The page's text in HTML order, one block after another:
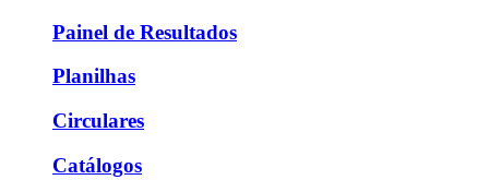
Painel de Resultados
Planilhas
Circulares
Catálogos